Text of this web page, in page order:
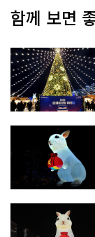
함께 보면